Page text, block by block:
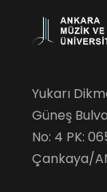
Yukarı
Güneş
No: 4 PK:
Çankaya/